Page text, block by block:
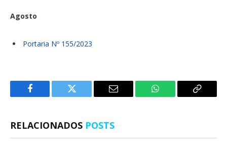
Agosto
Portaria Nº 155/2023
Facebook Twitter
E-
WhatsApp Copiar
RELACIONADOS POSTS